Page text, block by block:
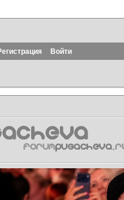
Войти